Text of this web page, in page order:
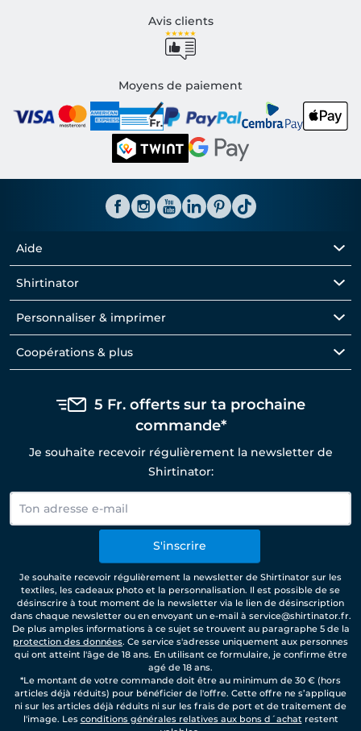
Avis clients
Moyens de paiement
Aide
Shirtinator
Personnaliser & imprimer
Coopérations & plus
5 Fr. offerts sur ta prochaine
commande*
Je souhaite recevoir régulièrement la newsletter de
Shirtinator:
S'inscrire
Je souhaite recevoir régulièrement la newsletter de Shirtinator sur les
textiles, les cadeaux photo et la personnalisation. Il est possible de se
désinscrire à tout moment de la newsletter via le lien de désinscription
dans chaque newsletter ou en envoyant un e-mail à service@shirtinator.fr.
De plus amples informations à ce sujet se trouvent au paragraphe 5 de la
protection des données. Ce service s'adresse uniquement aux personnes
qui ont atteint l'âge de 18 ans. En utilisant ce formulaire, je confirme être
agé de 18 ans.
*Le montant de votre commande doit être au minimum de 30 € (hors
articles déjà réduits) pour bénéficier de l'offre. Cette offre ne s’applique
ni sur les articles déjà réduits ni sur les frais de port et de traitement de
l'image. Les conditions générales relatives aux bons d´achatrestent